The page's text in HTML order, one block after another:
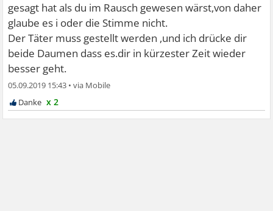
gesagt hat als du im Rausch gewesen wärst,von daher
glaube es i oder die Stimme nicht.
Der Täter muss gestellt werden ,und ich drücke dir
beide Daumen dass es.dir in kürzester Zeit wieder
besser geht.
05.09.2019 15:43 •
x 2